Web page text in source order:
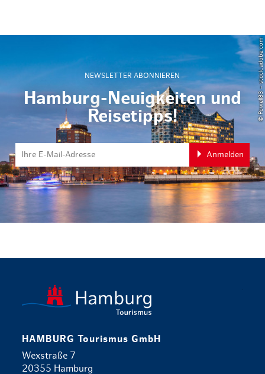
NEWSLETTER ABONNIEREN
Hamburg-Neuigkeiten und
Reisetipps!
Anmelden
© Powell83 – stock.adobe.com
HAMBURG Tourismus GmbH
Wexstraße 7
20355 Hamburg